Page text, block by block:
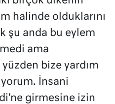
halinde olduklarını
şu anda bu eylem
ama
bize yardım
İnsani
girmesine izin